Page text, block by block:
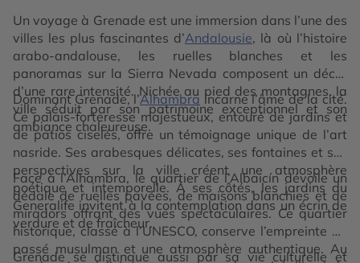
Un voyage à Grenade est une immersion dans l’une des
villes les plus fascinantes d’Andalousie, là où l’histoire
arabo-andalouse, les ruelles blanches et les
panoramas sur la Sierra Nevada composent un décor
d’une rare intensité. Nichée au pied des montagnes, la
ville séduit par son patrimoine exceptionnel et son
ambiance chaleureuse.
Dominant Grenade, l’Alhambra incarne l’âme de la cité.
Ce palais-forteresse majestueux, entouré de jardins et
de patios ciselés, offre un témoignage unique de l’art
nasride. Ses arabesques délicates, ses fontaines et ses
perspectives sur la ville créent une atmosphère
poétique et intemporelle. À ses côtés, les jardins du
Generalife invitent à la contemplation dans un écrin de
verdure et de fraîcheur.
Face à l’Alhambra, le quartier de l’Albaicín dévoile un
dédale de ruelles pavées, de maisons blanchies et de
miradors offrant des vues spectaculaires. Ce quartier
historique, classé à l’UNESCO, conserve l’empreinte du
passé musulman et une atmosphère authentique. Au
Grenade se distingue aussi par sa vie culturelle et